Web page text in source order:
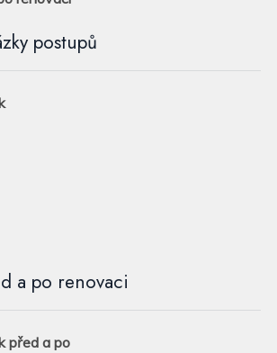
postupů
a po renovaci
před a po